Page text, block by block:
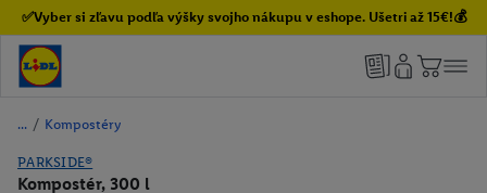
✅Vyber si zľavu podľa výšky svojho nákupu v eshope. Ušetri až 15€!💰
/ Kompostéry
PARKSIDE®
Kompostér, 300 l